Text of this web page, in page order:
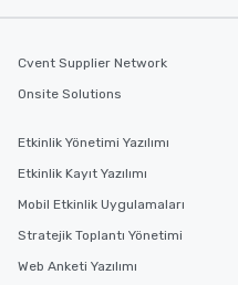
Cvent Supplier Network
Onsite Solutions
Etkinlik Yönetimi Yazılımı
Etkinlik Kayıt Yazılımı
Mobil Etkinlik Uygulamaları
Stratejik Toplantı Yönetimi
Web Anketi Yazılımı